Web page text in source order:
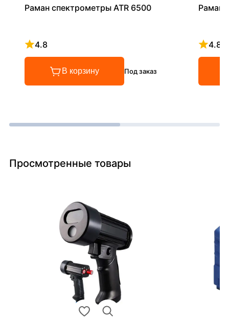
Раман спектрометры ATR 6500
4.8
Рейтинг 4.8 из 5
В корзину Под заказ
Раман
4.8
Просмотренные товары